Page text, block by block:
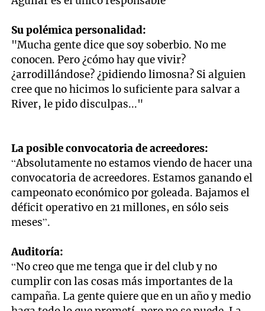
Su polémica personalidad:
"Mucha gente dice que soy soberbio. No me
conocen. Pero ¿cómo hay que vivir?
¿arrodillándose? ¿pidiendo limosna? Si alguien
cree que no hicimos lo suficiente para salvar a
River, le pido disculpas..."
La posible convocatoria de acreedores:
“Absolutamente no estamos viendo de hacer una
convocatoria de acreedores. Estamos ganando el
campeonato económico por goleada. Bajamos el
déficit operativo en 21 millones, en sólo seis
meses”.
Auditoría:
“No creo que me tenga que ir del club y no
cumplir con las cosas más importantes de la
campaña. La gente quiere que en un año y medio